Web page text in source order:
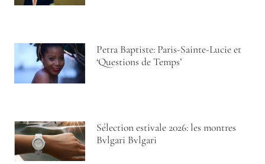
Petra Baptiste: Paris-Sainte-Lucie et
‘Questions de Temps’
Sélection estivale 2026: les montres
Bvlgari Bvlgari